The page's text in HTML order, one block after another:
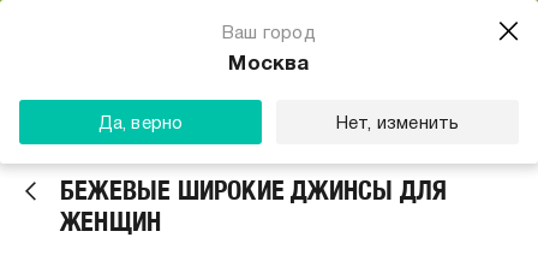
Ваш город
Москва
Да, верно Нет, изменить
БЕЖЕВЫЕ ШИРОКИЕ ДЖИНСЫ ДЛЯ
ЖЕНЩИН
Магазин одежды для тебя